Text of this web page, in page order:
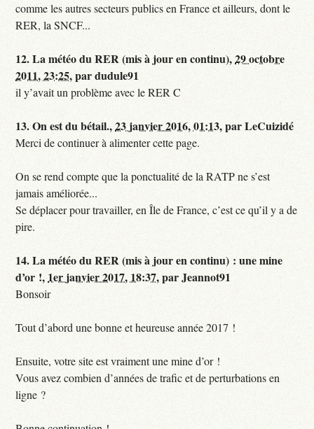
comme les autres secteurs publics en France et ailleurs, dont le
RER, la SNCF...
12.La météo du RER (mis à jour en continu),29 octobre
2011, 23:25,pardudule91
il y’avait un problème avec le RER C
13.On est du bétail.,23 janvier 2016, 01:13,parLeCuizidé
Merci de continuer à alimenter cette page.
On se rend compte que la ponctualité de la RATP ne s’est
jamais améliorée...
Se déplacer pour travailler, en Île de France, c’est ce qu’il y a de
pire.
14.La météo du RER (mis à jour en continu) : une mine
d’or !, 1er janvier 2017, 18:37,parJeannot91
Bonsoir
Tout d’abord une bonne et heureuse année 2017 !
Ensuite, votre site est vraiment une mine d’or !
Vous avez combien d’années de trafic et de perturbations en
ligne ?